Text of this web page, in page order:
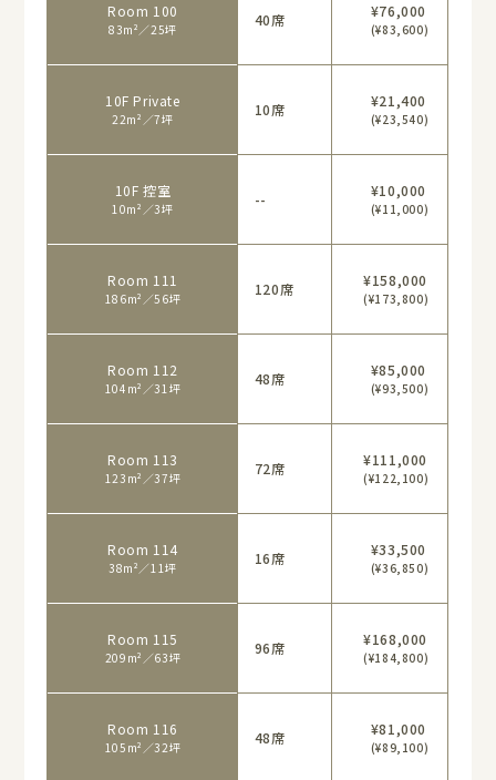
Room 100
83m²／25坪
40席 ¥76,000
(¥83,600)
10F Private
22m²／7坪
10席 ¥21,400
(¥23,540)
10F 控室
10m²／3坪
-- ¥10,000
(¥11,000)
Room 111
186m²／56坪
120席 ¥158,000
(¥173,800)
Room 112
104m²／31坪
48席 ¥85,000
(¥93,500)
Room 113
123m²／37坪
72席 ¥111,000
(¥122,100)
Room 114
38m²／11坪
16席 ¥33,500
(¥36,850)
Room 115
209m²／63坪
96席 ¥168,000
(¥184,800)
Room 116
105m²／32坪
48席 ¥81,000
(¥89,100)